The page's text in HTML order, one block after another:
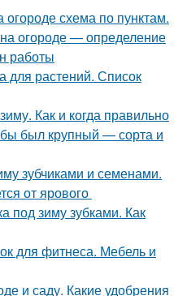
огороде схема по пунктам.
огороде — определение
работы
для растений. Список
Как и когда правильно
был крупный — сорта и
зубчиками и семенами.
от ярового
под зиму зубками. Как
для фитнеса. Мебель и
и саду. Какие удобрения